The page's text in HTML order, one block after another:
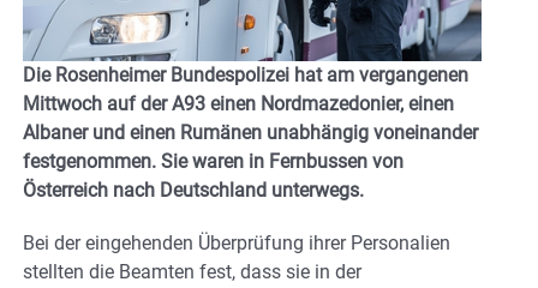
Die Rosenheimer Bundespolizei hat am vergangenen
Mittwoch auf der A93 einen Nordmazedonier, einen
Albaner und einen Rumänen unabhängig voneinander
festgenommen. Sie waren in Fernbussen von
Österreich nach Deutschland unterwegs.
Bei der eingehenden Überprüfung ihrer Personalien
stellten die Beamten fest, dass sie in der